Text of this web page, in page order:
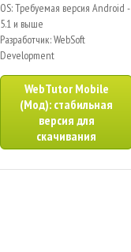
OS: Требуемая версия Android -
5.1 и выше
Разработчик: WebSoft
Development
WebTutor Mobile
(Мод): стабильная
версия для
скачивания